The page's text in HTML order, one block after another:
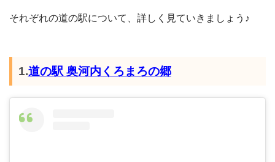
それぞれの道の駅について、詳しく見ていきましょう♪
1.道の駅 奥河内くろまろの郷